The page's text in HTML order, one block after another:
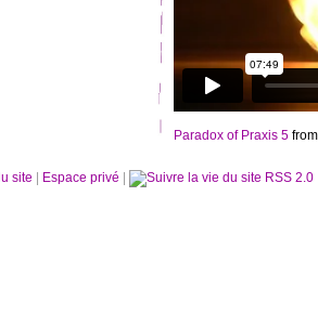
Paradox of Praxis 5
site Espace privé RSS 2.0